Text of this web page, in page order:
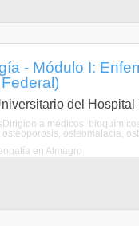
- Módulo I:
del Hospital
a médicos,
osteoporosis, osteomalacia,
en Almagro